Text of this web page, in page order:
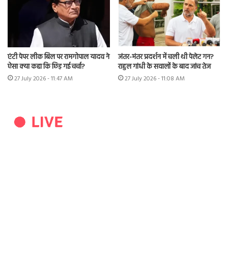
एंटी पेपर लीक बिल पर रामगोपाल यादव ने
ऐसा क्या कहा कि छिड़ गई चर्चा?
27 July 2026 - 11:47 AM
जंतर-मंतर प्रदर्शन में चली थी पेलेट गन?
राहुल गांधी के सवालों के बाद जांच तेज
27 July 2026 - 11:08 AM